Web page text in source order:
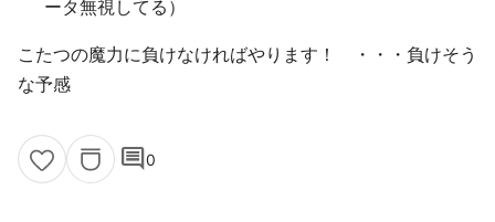
ータ無視してる）
こたつの魔力に負けなければやります！ ・・・負けそう
な予感
comment0